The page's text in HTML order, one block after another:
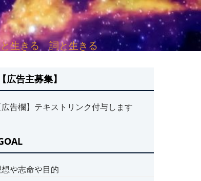
と生きる 詞と生きる
【広告主募集】
広告欄】テキストリンク付与します
や志命や目的